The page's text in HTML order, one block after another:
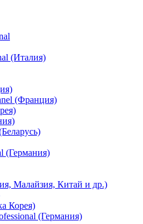
(Италия)
(Франция)
(Германия)
Малайзия, Китай и др.)
Корея)
(Германия)